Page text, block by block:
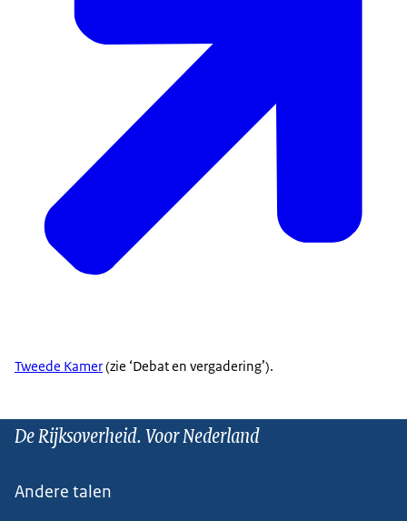
Tweede Kamer(zie ‘Debat en vergadering’).
De Rijksoverheid. Voor Nederland
Andere talen